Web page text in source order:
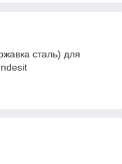
сталь) для